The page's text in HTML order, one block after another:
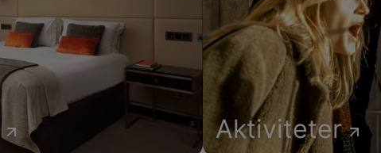
Aktiviteter